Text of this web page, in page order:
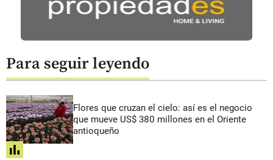
Para seguir leyendo
Flores que cruzan el cielo: así es el negocio
que mueve US$ 380 millones en el Oriente
antioqueño
share